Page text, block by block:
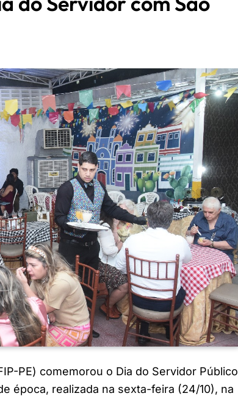
PE) comemorou o Dia do Servidor Público
época, realizada na sexta-feira (24/10), na